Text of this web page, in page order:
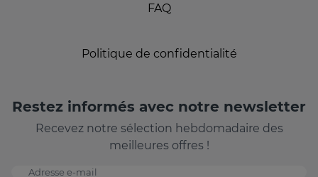
FAQ
Politique de confidentialité
Restez informés avec notre newsletter
Recevez notre sélection hebdomadaire des
meilleures offres !
Adresse e-mail